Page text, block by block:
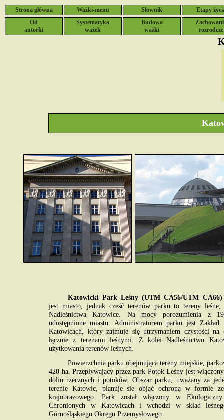
Strona główna Ważki-menu Słownik
Etapy
Od
autorki
Systematyka
ważek
Budowa
ważki
rozrodcze
Katowicki Park Leśny (UTM CA56/UTM CA66)
jest miasto, jednak cześć terenów parku to tereny leśne,
Nadleśnictwa Katowice. Na mocy porozumienia z
udostępnione miastu. Administratorem parku jest
Katowicach, który zajmuje się utrzymaniem czystości na
łącznie z terenami leśnymi. Z kolei Nadleśnictwo
użytkowania terenów leśnych.
Powierzchnia parku obejmująca tereny miejskie,
420 ha. Przepływający przez park Potok Leśny jest
dolin rzecznych i potoków. Obszar parku, uważany za
terenie Katowic, planuje się objąć ochroną w formie
krajobrazowego. Park został włączony w
Chronionych w Katowicach i wchodzi w skład
Górnośląskiego Okręgu Przemysłowego.